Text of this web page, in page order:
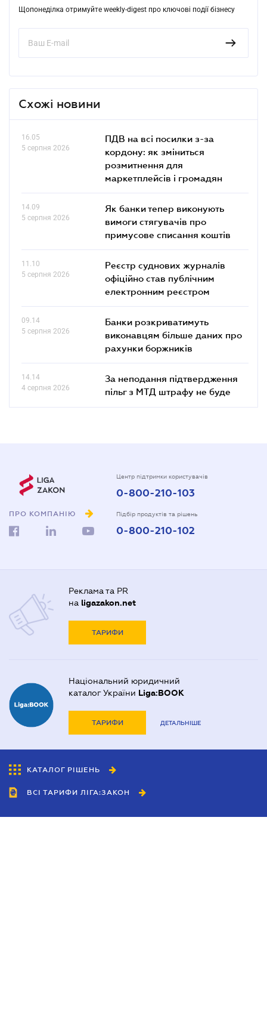
Щопонеділка отримуйте weekly-digest про ключові події бізнесу
Схожі новини
16.05
5 серпня 2026
ПДВ на всі посилки з-за
кордону: як зміниться
розмитнення для
маркетплейсів і громадян
14.09
5 серпня 2026
Як банки тепер виконують
вимоги стягувачів про
примусове списання коштів
11.10
5 серпня 2026
Реєстр суднових журналів
офіційно став публічним
електронним реєстром
09.14
5 серпня 2026
Банки розкриватимуть
виконавцям більше даних про
рахунки боржників
14.14
4 серпня 2026
За неподання підтвердження
пільг з МТД штрафу не буде
ПРО КОМПАНІЮ
Центр підтримки користувачів
0-800-210-103
Підбір продуктів та рішень
0-800-210-102
Реклама та PR
на ligazakon.net
ТАРИФИ
Національний юридичний
каталог України Liga:BOOK
ТАРИФИ ДЕТАЛЬНІШЕ
КАТАЛОГ РІШЕНЬ
ВСІ ТАРИФИ ЛІГА:ЗАКОН